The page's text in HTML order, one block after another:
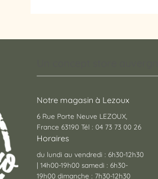
Notre magasin à Lezoux
6 Rue Porte Neuve LEZOUX,
France 63190 Tél : 04 73 73 00 26
Horaires
du lundi au vendredi : 6h30-12h30
| 14h00-19h00 samedi : 6h30-
19h00 dimanche : 7h30-12h30